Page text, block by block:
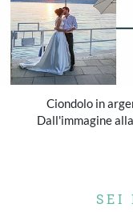
Ciondolo in
Dall'immagine
SEI